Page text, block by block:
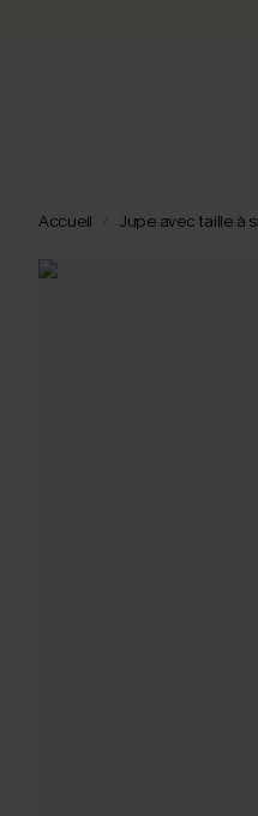
Accueil Jupe avec taille à